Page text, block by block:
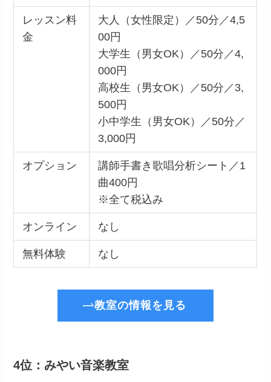
レッスン料
金
大人（女性限定）／50分／4,5
00円
大学生（男女OK）／50分／4,
000円
高校生（男女OK）／50分／3,
500円
小中学生（男女OK）／50分／
3,000円
オプション
講師手書き歌唱分析シート／1
曲400円
※全て税込み
オンライン なし
無料体験 なし
教室の情報を見る
4位：みやい音楽教室